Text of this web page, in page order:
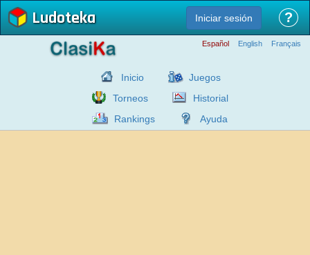
Ludoteka Iniciar sesión ?
Español English Français
Inicio
Juegos
Torneos
Historial
Rankings
Ayuda